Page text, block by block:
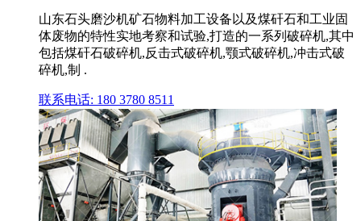
山东石头磨沙机矿石物料加工设备以及煤矸石和工业固
体废物的特性实地考察和试验,打造的一系列破碎机,其中
包括煤矸石破碎机,反击式破碎机,颚式破碎机,冲击式破
碎机,制 .
联系电话: 180 3780 8511